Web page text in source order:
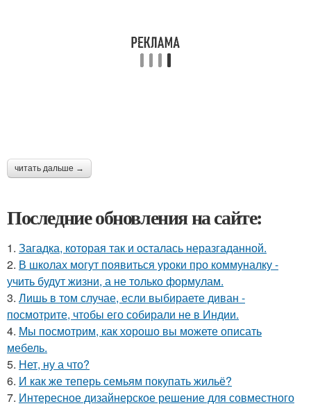
читать дальше →
Последние обновления на сайте:
1. Загадка, которая так и осталась неразгаданной.
2. В школах могут появиться уроки про коммуналку -
учить будут жизни, а не только формулам.
3. Лишь в том случае, если выбираете диван -
посмотрите, чтобы его собирали не в Индии.
4. Мы посмотрим, как хорошо вы можете описать
мебель.
5. Нет, ну а что?
6. И как же теперь семьям покупать жильё?
7. Интересное дизайнерское решение для совместного